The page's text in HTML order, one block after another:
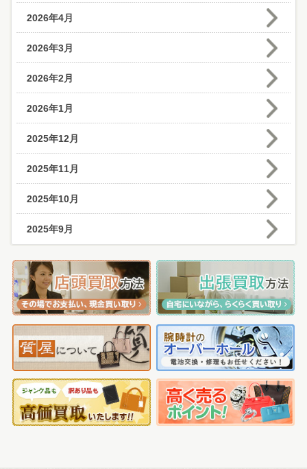
2026年4月
2026年3月
2026年2月
2026年1月
2025年12月
2025年11月
2025年10月
2025年9月